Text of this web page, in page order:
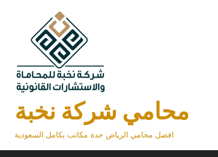
محامي شركة نخبة
افضل محامي الرياض جدة مكاتب بكامل السعودية